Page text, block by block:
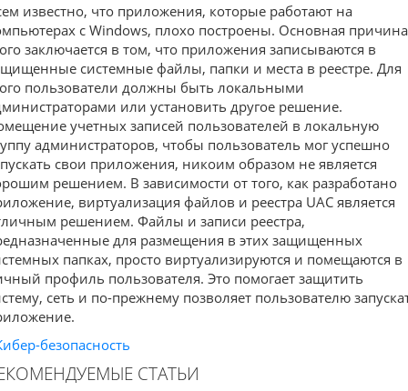
известно, что приложения, которые работают на
с Windows, плохо построены. Основная причина
заключается в том, что приложения записываются в
системные файлы, папки и места в реестре. Для
пользователи должны быть локальными
или установить другое решение.
учетных записей пользователей в локальную
администраторов, чтобы пользователь мог успешно
свои приложения, никоим образом не является
решением. В зависимости от того, как разработано
виртуализация файлов и реестра UAC является
решением. Файлы и записи реестра,
для размещения в этих защищенных
папках, просто виртуализируются и помещаются в
профиль пользователя. Это помогает защитить
сеть и по-прежнему позволяет пользователю
безопасность
СТАТЬИ